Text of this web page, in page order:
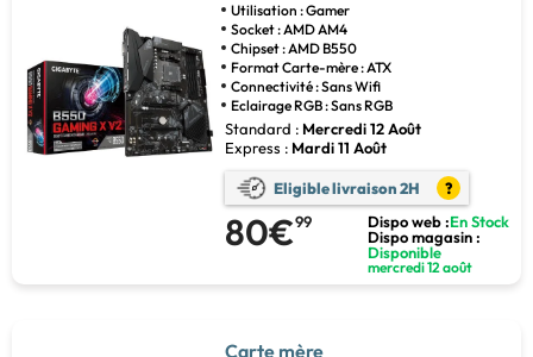
Utilisation : Gamer
Socket : AMD AM4
Chipset : AMD B550
Format Carte-mère : ATX
Connectivité : Sans Wifi
Eclairage RGB : Sans RGB
Standard : Mercredi 12 Août
Express : Mardi 11 Août
Eligible livraison 2H ?
80€99 Dispo web :En Stock
Dispo magasin :
Disponible
mercredi 12 août
Carte mère